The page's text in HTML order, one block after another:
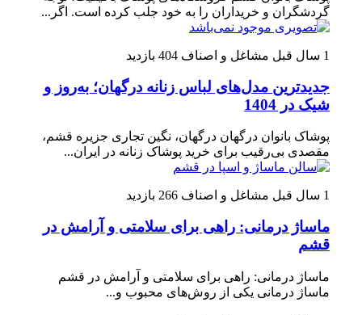
گردشگران و خریداران را به خود جلب کرده است. اگر...
1 سال قبل مشاغل و اصناف 404 بازدید
جدیدترین مدل‌های لباس زنانه درگهان؛ به‌روز و
شیک در 1404
پوشاک بانوان درگهان درگهان، نگین تجاری جزیره قشم،
مقصدی بی‌رقیب برای خرید پوشاک زنانه در ایران...
1 سال قبل مشاغل و اصناف 266 بازدید
ماساژ درمانی: راهی برای سلامتی و آرامش در
قشم
ماساژ درمانی: راهی برای سلامتی و آرامش در قشم
ماساژ درمانی یکی از روش‌های محبوب و...